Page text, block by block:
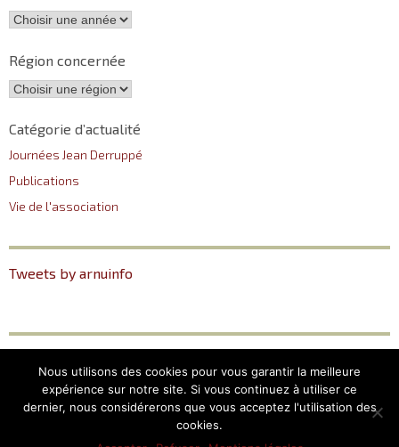
Région concernée
Catégorie d’actualité
Journées Jean Derruppé
Publications
Vie de l'association
Tweets by arnuinfo
ARNU
12, Place du Pantéon –
75005 Paris
Plan du site
Mentions légales
Nous utilisons des cookies pour vous garantir la meilleure
expérience sur notre site. Si vous continuez à utiliser ce
dernier, nous considérerons que vous acceptez l'utilisation des
cookies.